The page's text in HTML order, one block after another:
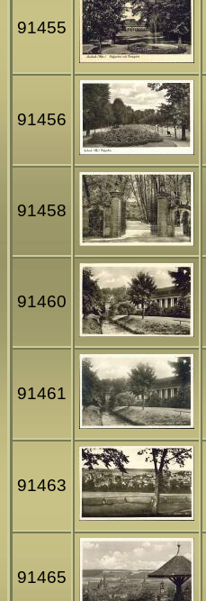
91455
91456
91458
91460
91461
91463
91465